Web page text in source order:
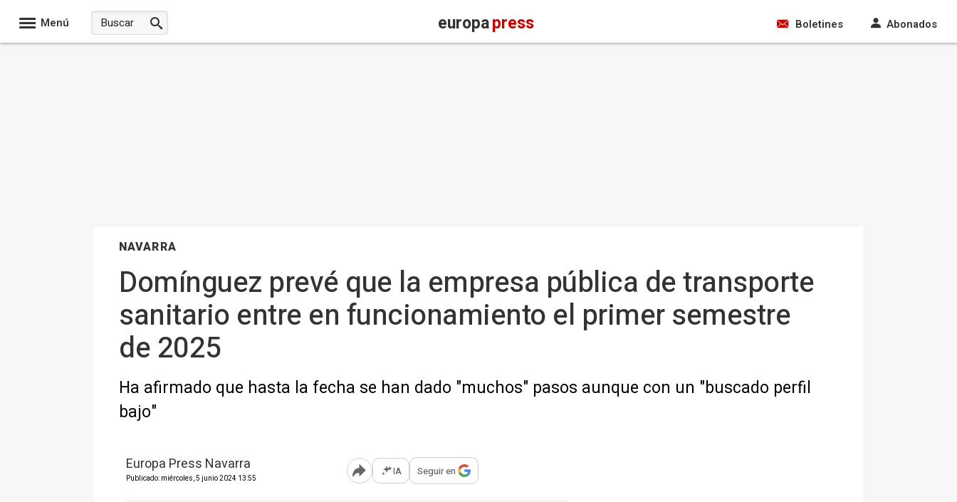
Menú europapress Boletines Abonados
NAVARRA
Domínguez prevé que la empresa pública de transporte
sanitario entre en funcionamiento el primer semestre
de 2025
Ha afirmado que hasta la fecha se han dado "muchos" pasos aunque con un "buscado perfil
bajo"
Europa Press Navarra
Publicado: miércoles, 5 junio 2024 13:55 Abrir opciones para compartir
IA Seguir en